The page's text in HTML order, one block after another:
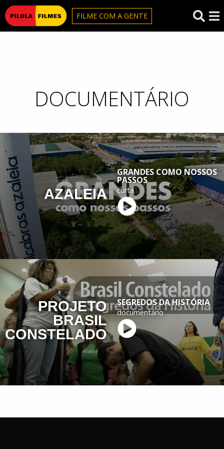
Pilula Filmes
FILME COM A GENTE
DOCUMENTÁRIO
AZALEIA
GRANDES COMO NOSSOS
PASSOS
curta
PROJETO
BRASIL
CONSTELADO
SEGREDOS DA HISTÓRIA
documentário